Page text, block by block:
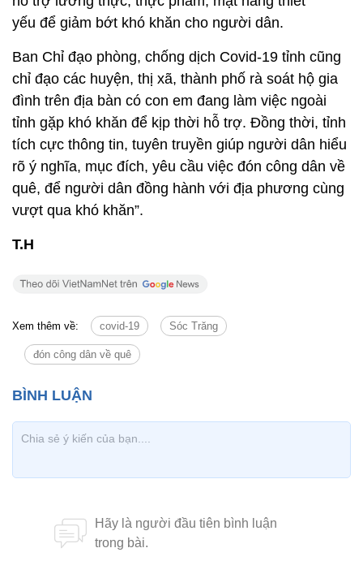
yếu để giảm bớt khó khăn cho người dân.
Ban Chỉ đạo phòng, chống dịch Covid-19 tỉnh cũng
chỉ đạo các huyện, thị xã, thành phố rà soát hộ gia
đình trên địa bàn có con em đang làm việc ngoài
tỉnh gặp khó khăn để kịp thời hỗ trợ. Đồng thời, tỉnh
tích cực thông tin, tuyên truyền giúp người dân hiểu
rõ ý nghĩa, mục đích, yêu cầu việc đón công dân về
quê, để người dân đồng hành với địa phương cùng
vượt qua khó khăn”.
T.H
Xem thêm về: covid-19 Sóc Trăng
đón công dân về quê